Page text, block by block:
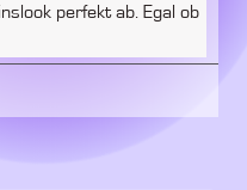
perfekt ab. Egal ob